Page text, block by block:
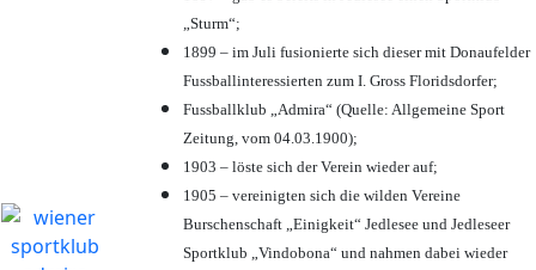
„Sturm“;
1899 – im Juli fusionierte sich dieser mit Donaufelder
Fussballinteressierten zum I. Gross Floridsdorfer;
Fussballklub „Admira“ (Quelle: Allgemeine Sport
Zeitung, vom 04.03.1900);
1903 – löste sich der Verein wieder auf;
1905 – vereinigten sich die wilden Vereine
Burschenschaft „Einigkeit“ Jedlesee und Jedleseer
Sportklub „Vindobona“ und nahmen dabei wieder